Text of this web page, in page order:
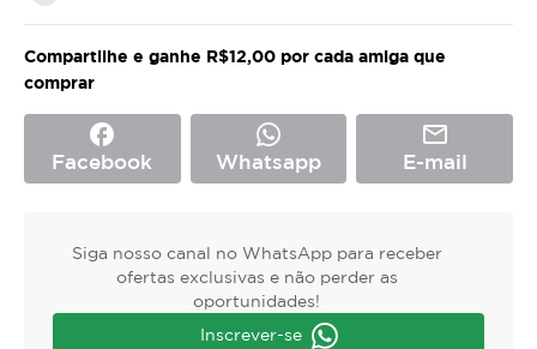
Compartilhe e ganhe R$12,00 por cada amiga que
comprar
facebook
Facebook Whatsapp
mail_outline
E-mail
Siga nosso canal no WhatsApp para receber
ofertas exclusivas e não perder as
oportunidades!
Inscrever-se